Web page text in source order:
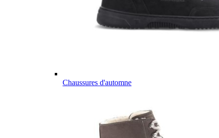
Chaussures d'automne